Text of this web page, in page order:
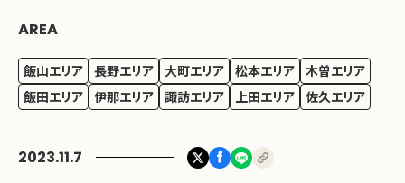
2023.11.7
AREA
飯山エリア 長野エリア 大町エリア 松本エリア 木曽エリア
飯田エリア 伊那エリア 諏訪エリア 上田エリア 佐久エリア